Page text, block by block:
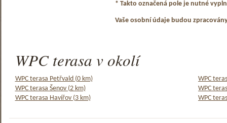
* Takto označená pole je nutné
Vaše osobní údaje budou
WPC terasa v okolí
WPC terasa Petřvald (0 km)
WPC
WPC terasa Šenov (2 km)
WPC
WPC terasa Havířov (3 km)
WPC